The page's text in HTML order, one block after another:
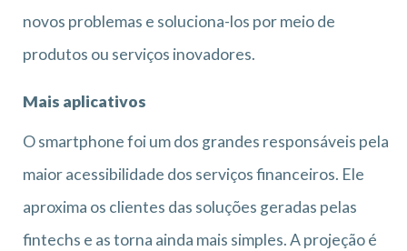
novos problemas e soluciona-los por meio de
produtos ou serviços inovadores.
Mais aplicativos
O smartphone foi um dos grandes responsáveis pela
maior acessibilidade dos serviços financeiros. Ele
aproxima os clientes das soluções geradas pelas
fintechs e as torna ainda mais simples. A projeção é